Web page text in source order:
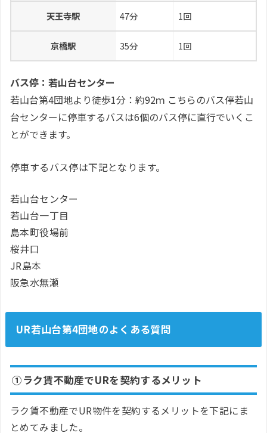
天王寺駅 47分 1回
京橋駅 35分 1回
バス停：若山台センター
若山台第4団地より徒歩1分：約92ｍ こちらのバス停若山
台センターに停車するバスは6個のバス停に直行でいくこ
とができます。
停車するバス停は下記となります。
若山台センター
若山台一丁目
島本町役場前
桜井口
JR島本
阪急水無瀬
UR若山台第4団地のよくある質問
①ラク賃不動産でURを契約するメリット
ラク賃不動産でUR物件を契約するメリットを下記にま
とめてみました。